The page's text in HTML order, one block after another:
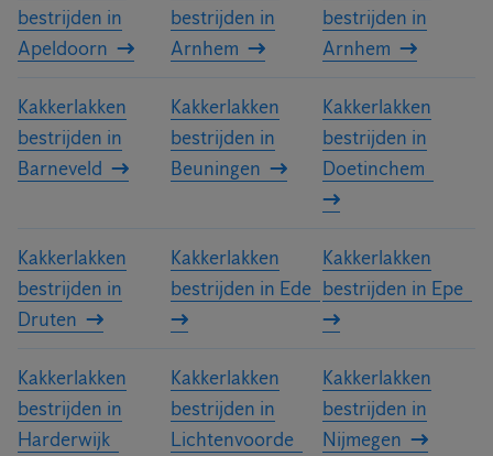
bestrijden in
Apeldoorn
bestrijden in
Arnhem
bestrijden in
Arnhem
Kakkerlakken
bestrijden in
Barneveld
Kakkerlakken
bestrijden in
Beuningen
Kakkerlakken
bestrijden in
Doetinchem
Kakkerlakken
bestrijden in
Druten
Kakkerlakken
bestrijden in Ede
Kakkerlakken
bestrijden in Epe
Kakkerlakken
bestrijden in
Harderwijk
Kakkerlakken
bestrijden in
Lichtenvoorde
Kakkerlakken
bestrijden in
Nijmegen